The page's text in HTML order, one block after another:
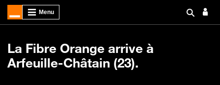
La Fibre Orange arrive à
Arfeuille-Châtain (23).